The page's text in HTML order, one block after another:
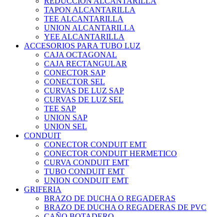
TAPON ALCANTARILLA
TEE ALCANTARILLA
UNION ALCANTARILLA
YEE ALCANTARILLA
ACCESORIOS PARA TUBO LUZ
CAJA OCTAGONAL
CAJA RECTANGULAR
CONECTOR SAP
CONECTOR SEL
CURVAS DE LUZ SAP
CURVAS DE LUZ SEL
TEE SAP
UNION SAP
UNION SEL
CONDUIT
CONECTOR CONDUIT EMT
CONECTOR CONDUIT HERMETICO
CURVA CONDUIT EMT
TUBO CONDUIT EMT
UNION CONDUIT EMT
GRIFERIA
BRAZO DE DUCHA O REGADERAS
BRAZO DE DUCHA O REGADERAS DE PVC